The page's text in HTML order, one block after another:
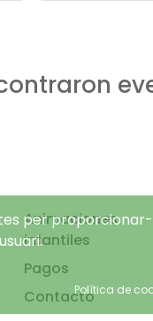
Animaciones
infantiles
Pagos
Contacto
per
Política de